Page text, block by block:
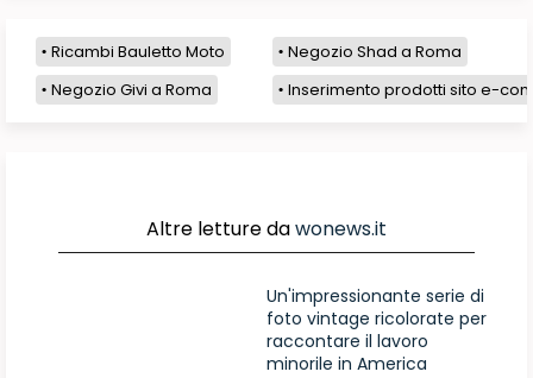
Ricambi Bauletto Moto
Negozio Shad a Roma
Negozio Givi a Roma
Inserimento prodotti sito e-
Altre letture dawonews.it
Un'impressionante serie di
foto vintage ricolorate per
raccontare il lavoro
minorile in America